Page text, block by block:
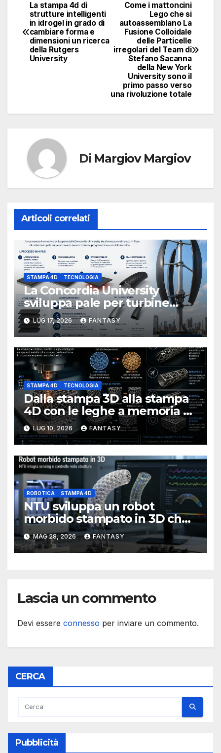
Navigazione
articoli
Come i mattoncini
Lego che si
autoassemblano La
Fusione Colloidale
delle Particelle
irregolari del Team di
Stefano Sacanna
della New York
University sono il
primo passo verso
una rivoluzione totale
La stampa 4d di
strutture intelligenti
in idrogel in grado di
cambiare forma e
dimensioni un ricerca
della Rutgers
University
Di Margiov Margiov
Articoli correlati
STAMPA 4D TECNOLOGIA
La Concordia University
sviluppa pale per turbine
verticali con la stampa 4D
LUG 17, 2026 FANTASY
STAMPA 4D TECNOLOGIA
Dalla stampa 3D alla stampa
4D con le leghe a memoria di
forma
LUG 10, 2026 FANTASY
ROBOTICA STAMPA 4D
NTU sviluppa un robot
morbido stampato in 3D che
percepisce la propria forma
MAG 28, 2026 FANTASY
Lascia un commento
Devi essere connesso per inviare un commento.
CERCA
Pubblicità